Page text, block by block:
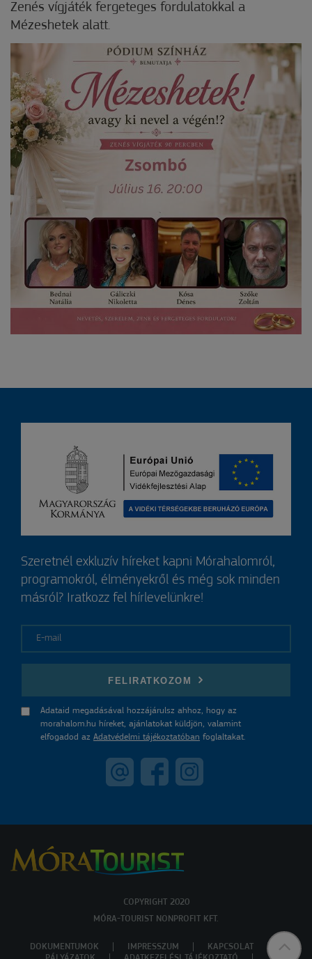
Zenés vígjáték fergeteges fordulatokkal a
Mézeshetek alatt.
Szeretnél exkluzív híreket kapni Mórahalomról,
programokról, élményekről és még sok minden
másról? Iratkozz fel hírlevelünkre!
FELIRATKOZOM
Adataid megadásával hozzájárulsz ahhoz, hogy az
morahalom.hu híreket, ajánlatokat küldjön, valamint
elfogadod az Adatvédelmi tájékoztatóban foglaltakat.
COPYRIGHT 2020
MÓRA-TOURIST NONPROFIT KFT.
DOKUMENTUMOK IMPRESSZUM
KAPCSOLAT